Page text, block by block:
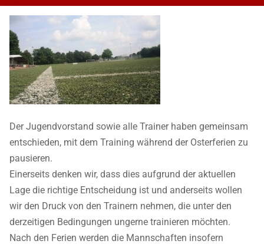
Der Jugendvorstand sowie alle Trainer haben gemeinsam
entschieden, mit dem Training während der Osterferien zu
pausieren.
Einerseits denken wir, dass dies aufgrund der aktuellen
Lage die richtige Entscheidung ist und anderseits wollen
wir den Druck von den Trainern nehmen, die unter den
derzeitigen Bedingungen ungerne trainieren möchten.
Nach den Ferien werden die Mannschaften insofern